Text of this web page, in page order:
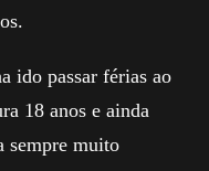
ido passar férias ao
18 anos e ainda
sempre muito